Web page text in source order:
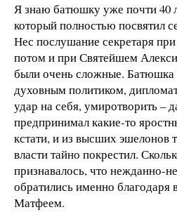
Я знаю батюшку уже почти 40
который полностью посвятил
Нес послушание секретаря
потом и при Святейшем
были очень сложные. Батюшка
духовным политиком,
удар на себя, умиротворить –
предпринимал какие-то
кстати, и из высших эшелонов
власти тайно покрестил.
признавалось, что нежданно-
обратились именно благодаря
Матфеем.